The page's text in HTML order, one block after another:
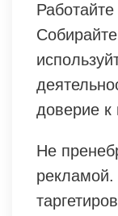
доверие к
Не
рекламой.